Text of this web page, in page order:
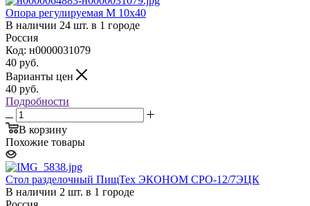
Опора регулируемая М 10х40
В наличии 24 шт. в 1 городе
Россия
Код: н0000031079
40 руб.
Варианты цен
40 руб.
Подробности
В корзину
Похожие товары
Стол разделочный ПищТех ЭКОНОМ СРО-12/7ЭЦК
В наличии 2 шт. в 1 городе